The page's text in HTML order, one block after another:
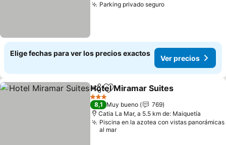
Parking privado seguroVer precios
Elige fechas para ver los precios exactos
Ver precios
CompartirAgregar a favoritos
Hotel Miramar Suites
3 Estrellas
8,1 Muy bueno
769
Catia La Mar, a 5.5 km de: Maiquetía
Piscina en la azotea con vistas panorámicas
al mar